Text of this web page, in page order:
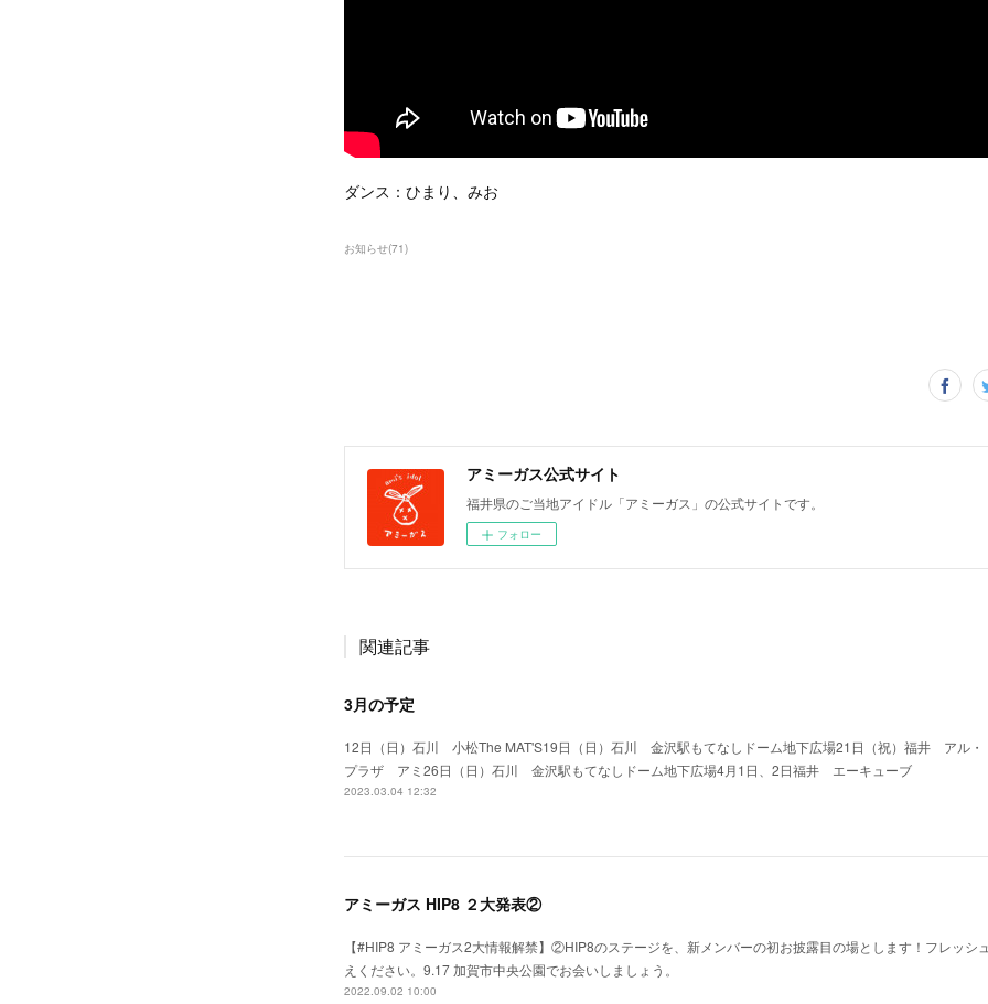
ダンス：ひまり、みお
お知らせ(71)
アミーガス公式サイト
福井県のご当地アイドル「アミーガス」の公式サイトです。
フォロー
関連記事
3月の予定
12日（日）石川 小松The MAT'S19日（日）石川 金沢駅もてなしドーム地下広場21日（祝）福井 アル・
プラザ アミ26日（日）石川 金沢駅もてなしドーム地下広場4月1日、2日福井 エーキューブ
2023.03.04 12:32
アミーガス HIP8 ２大発表②
【#HIP8 アミーガス2大情報解禁】②HIP8のステージを、新メンバーの初お披露目の場とします！フレッシ
えください。9.17 加賀市中央公園でお会いしましょう。
2022.09.02 10:00